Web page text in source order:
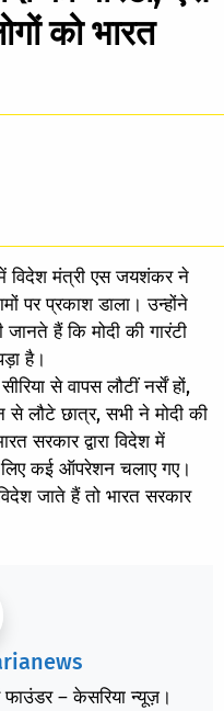
को भारत
विदेश मंत्री एस जयशंकर ने
पर प्रकाश डाला। उन्होंने
हैं कि मोदी की गारंटी
है।
से वापस लौटीं नर्सें हों,
से लौटे छात्र, सभी ने मोदी की
सरकार द्वारा विदेश में
कई ऑपरेशन चलाए गए।
जाते हैं तो भारत सरकार
फाउंडर – केसरिया न्यूज़।